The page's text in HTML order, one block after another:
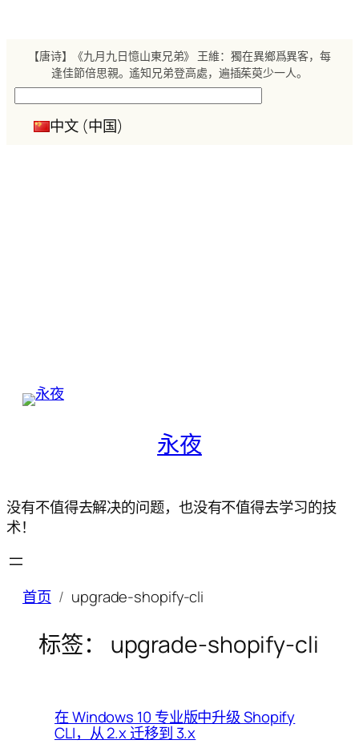
【唐诗】《九月九日憶山東兄弟》 王維：獨在異鄉爲異客，每
逢佳節倍思親。遙知兄弟登高處，遍插茱萸少一人。
中文 (中国)
永夜
没有不值得去解决的问题，也没有不值得去学习的技
术！
首页 upgrade-shopify-cli
标签： upgrade-shopify-cli
在 Windows 10 专业版中升级 Shopify
CLI，从 2.x 迁移到 3.x